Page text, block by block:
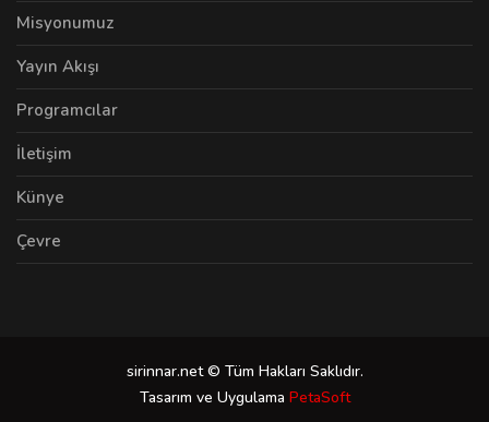
Misyonumuz
Yayın Akışı
Programcılar
İletişim
Künye
Çevre
sirinnar.net © Tüm Hakları Saklıdır.
Tasarım ve Uygulama PetaSoft